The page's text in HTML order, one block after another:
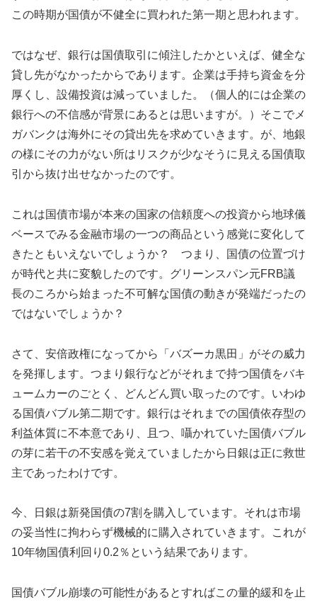
この時期が国債が不健全に買われた第一期と思われます。
ではなぜ、銀行は国債取引に傾注したかといえば、健全な
貸し先がなかったからであります。企業は手持ち資金を分
厚くし、設備投資は減っていました。（個人的には企業の
銀行への不信感が背景にあるとは思いますが。）そこでメ
ガバンクは海外にその貸出先を求めていきます。が、地銀
の様にその力がない所はリスクが少なそうに見える国債取
引から抜け出せなかったのです。
これは国債市場が本来の国家の信頼度への投資から地球儀
ベースでみる金融市場の一つの商品という感覚に変化して
きたともいえないでしょうか？ つまり、国債の位置づけ
が時代と共に変貌したのです。グリーンスパン元FRB議
長のころから始まった不可解な国債の動きが発端だったの
ではないでしょうか？
さて、安倍政権になってから「バズーカ黒田」がその威力
を発揮します。つまり銀行などがそれまで持つ国債をバキ
ュームカーのごとく、どんどん買い取ったのです。いわゆ
る国債バブル第二期です。銀行はそれまでの国債依存型の
利益体質に不本意であり、且つ、囁かれていた国債バブル
の芽に若干の不安感を覚えていましたから日銀は正に救世
主であったわけです。
今、日銀は新発国債の7割を購入しています。それは市場
の妥当性に拘わらず機械的に購入されていきます。これが
10年物国債利回り0.2％という結果であります。
国債バブル崩壊の可能性があるとすればこの量的緩和を止